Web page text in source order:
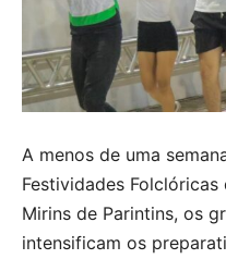
A menos de uma
Festividades Folclóricas
Mirins de Parintins, os
intensificam os